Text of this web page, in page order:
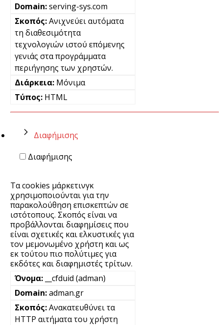
serving-sys.com
Ανιχνεύει αυτόματα
τη διαθεσιμότητα
τεχνολογιών ιστού επόμενης
γενιάς στα προγράμματα
περιήγησης των χρηστών.
Μόνιμα
HTML
Διαφήμισης
Διαφήμισης
Τα cookies μάρκετινγκ
χρησιμοποιούνται για την
παρακολούθηση επισκεπτών σε
ιστότοπους. Σκοπός είναι να
προβάλλονται διαφημίσεις που
είναι σχετικές και ελκυστικές για
τον μεμονωμένο χρήστη και ως
εκ τούτου πιο πολύτιμες για
εκδότες και διαφημιστές τρίτων.
__cfduid (adman)
adman.gr
Ανακατευθύνει τα
HTTP αιτήματα του χρήστη